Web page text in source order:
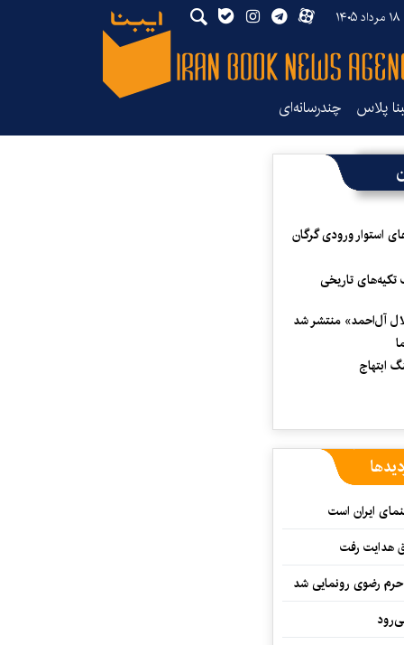
پلاس چندرسانه‌ای
استوار ورودی گرگان
تکیه‌های تاریخی
آل‌احمد» منتشر شد
ابتهاج
ایران است
هدایت رفت
حرم رضوی رونمایی شد